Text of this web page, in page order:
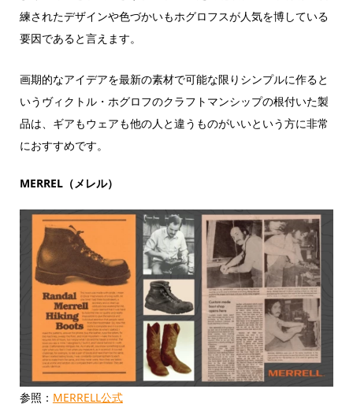
練されたデザインや色づかいもホグロフスが人気を博している
要因であると言えます。
画期的なアイデアを最新の素材で可能な限りシンプルに作ると
いうヴィクトル・ホグロフのクラフトマンシップの根付いた製
品は、ギアもウェアも他の人と違うものがいいという方に非常
におすすめです。
MERREL（メレル）
参照： MERRELL公式